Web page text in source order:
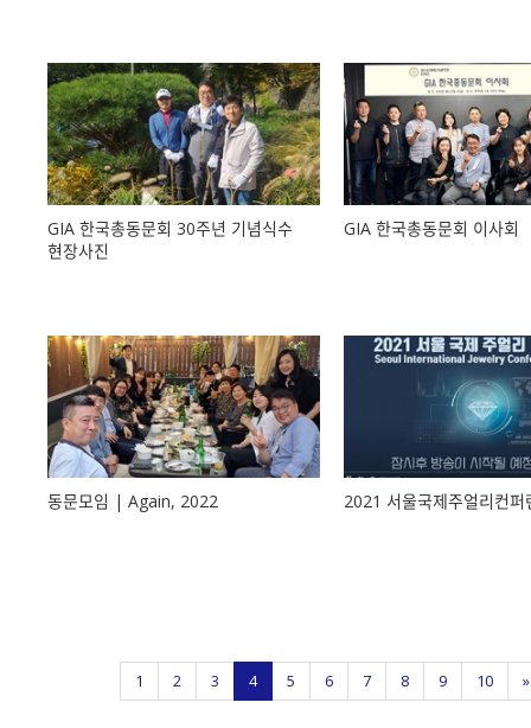
GIA 한국총동문회 30주년 기념식수
현장사진
GIA 한국총동문회 이사회
동문모임 | Again, 2022 2021 서울국제주얼리컨퍼
1 2 3 4 5 6 7 8 9 10 »